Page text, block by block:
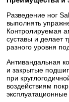
Разведение ног
выполнять
Контролируемая
суставы и делает
разного уровня
Антивандальная
и закрытые
при
воздействиям
эксплуатационные